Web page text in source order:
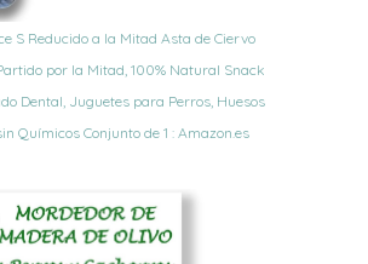
S Reducido a la Mitad Asta de Ciervo
por la Mitad, 100% Natural Snack
Dental, Juguetes para Perros, Huesos
Químicos Conjunto de 1 : Amazon.es